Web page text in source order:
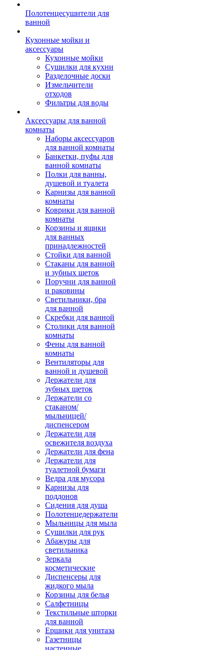
Полотенцесушители для
ванной
Кухонные мойки и
аксессуары
Кухонные мойки
Сушилки для кухни
Разделочные доски
Измельчители
отходов
Фильтры для воды
Аксессуары для ванной
комнаты
Наборы аксессуаров
для ванной комнаты
Банкетки, пуфы для
ванной комнаты
Полки для ванны,
душевой и туалета
Карнизы для ванной
комнаты
Коврики для ванной
комнаты
Корзины и ящики
для ванных
принадлежностей
Стойки для ванной
Стаканы для ванной
и зубных щеток
Поручни для ванной
и раковины
Светильники, бра
для ванной
Скребки для ванной
Столики для ванной
комнаты
Фены для ванной
комнаты
Вентиляторы для
ванной и душевой
Держатели для
зубных щеток
Держатели со
стаканом/
мыльницей/
диспенсером
Держатели для
освежителя воздуха
Держатели для фена
Держатели для
туалетной бумаги
Ведра для мусора
Карнизы для
поддонов
Сидения для душа
Полотенцедержатели
Мыльницы для мыла
Сушилки для рук
Абажуры для
светильника
Зеркала
косметические
Диспенсеры для
жидкого мыла
Корзины для белья
Салфетницы
Текстильные шторки
для ванной
Ершики для унитаза
Газетницы
настенные